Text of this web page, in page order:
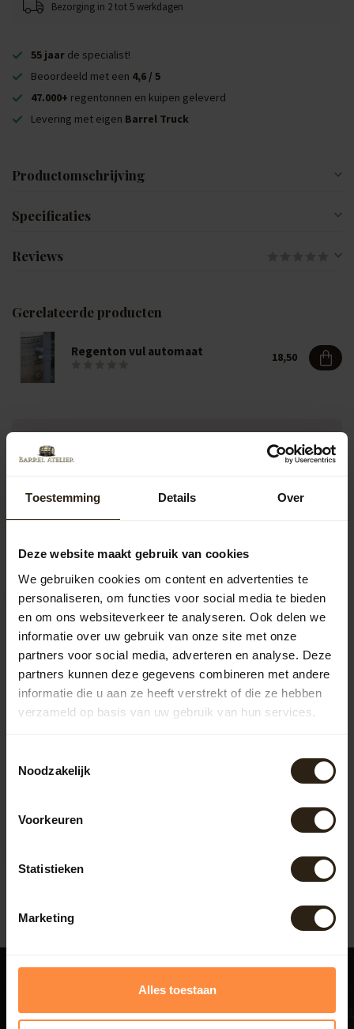
Toestemming Details Over
Deze website maakt gebruik van cookies
We gebruiken cookies om content en advertenties te
personaliseren, om functies voor social media te bieden
en om ons websiteverkeer te analyseren. Ook delen we
informatie over uw gebruik van onze site met onze
partners voor social media, adverteren en analyse. Deze
partners kunnen deze gegevens combineren met andere
informatie die u aan ze heeft verstrekt of die ze hebben
verzameld op basis van uw gebruik van hun services.
Noodzakelijk
Voorkeuren
Statistieken
Marketing
Alles toestaan
Bezorging in 2 tot 5 werkdagen
55 jaar de specialist!
Beoordeeld met een 4,6 / 5
47.000+ regentonnen en kuipen geleverd
Levering met eigen Barrel Truck
Productomschrijving
Specificaties
Reviews
Gerelateerde producten
Regenton vul automaat 18,50
Vragen over dit product?
Neem gerust contact op met onze klantenservice op
Recent bekeken
grijs
grijs
Artikelcode:
145,50